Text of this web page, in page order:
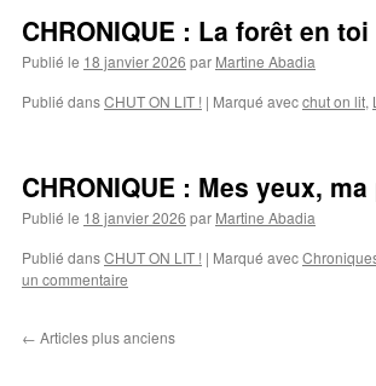
CHRONIQUE : La forêt en toi
Publié le 18 janvier 2026 par Martine Abadia
Publié dansCHUT ON LIT ! | Marqué avecchut on lit,
CHRONIQUE : Mes yeux,
Publié le 18 janvier 2026 par Martine Abadia
Publié dansCHUT ON LIT ! | Marqué avec
un commentaire
← Articles plus anciens